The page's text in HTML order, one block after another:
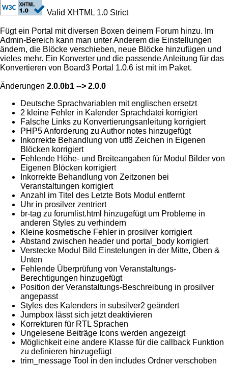
Valid XHTML 1.0 Strict
Fügt ein Portal mit diversen Boxen deinem Forum hinzu. Im
Admin-Bereich kann man unter Anderem die Einstellungen
ändern, die Blöcke verschieben, neue Blöcke hinzufügen und
vieles mehr. Ein Konverter und die passende Anleitung für das
Konvertieren von Board3 Portal 1.0.6 ist mit im Paket.
Änderungen 2.0.0b1 --> 2.0.0
Deutsche Sprachvariablen mit englischen ersetzt
2 kleine Fehler in Kalender Sprachdatei korrigiert
Falsche Links zu Konvertierungsanleitung korrigiert
PHP5 Anforderung zu Author notes hinzugefügt
Inkorrekte Behandlung von utf8 Zeichen in Eigenen
Blöcken korrigiert
Fehlende Höhe- und Breiteangaben für Modul Bilder von
Eigenen Blöcken korrigiert
Inkorrekte Behandlung von Zeitzonen bei
Veranstaltungen korrigiert
Anzahl im Titel des Letzte Bots Modul entfernt
Uhr in prosilver zentriert
br-tag zu forumlist.html hinzugefügt um Probleme in
anderen Styles zu verhindern
Kleine kosmetische Fehler in prosilver korrigiert
Abstand zwischen header und portal_body korrigiert
Verstecke Modul Bild Einstelungen in der Mitte, Oben &
Unten
Fehlende Überprüfung von Veranstaltungs-
Berechtigungen hinzugefügt
Position der Veranstaltungs-Beschreibung in prosilver
angepasst
Styles des Kalenders in subsilver2 geändert
Jumpbox lässt sich jetzt deaktivieren
Korrekturen für RTL Sprachen
Ungelesene Beiträge Icons werden angezeigt
Möglichkeit eine andere Klasse für die callback Funktion
zu definieren hinzugefügt
trim_message Tool in den includes Ordner verschoben